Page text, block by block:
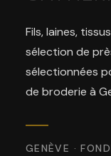
Fils, laines,
sélection de
sélectionnées
de broderie à
GENÈVE ·